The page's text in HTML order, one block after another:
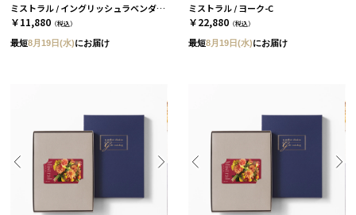
ミストラル / イングリッシュラベンダー-C
￥11,880 （税込）
最短8月19日(水)にお届け
ミストラル / ヨーク-C
￥22,880 （税込）
最短8月19日(水)にお届け